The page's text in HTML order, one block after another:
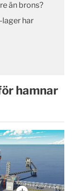
än brons?
har
hamnar